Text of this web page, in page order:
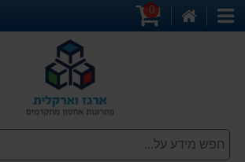
קטגוריות
0